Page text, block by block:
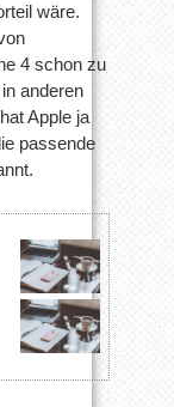
wäre.
4 schon zu
anderen
Apple ja
passende